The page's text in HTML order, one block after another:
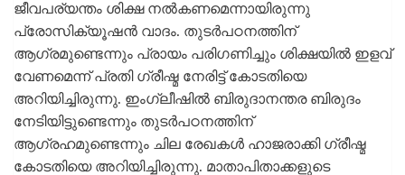
ജീവപര്യന്തം ശിക്ഷ നല്‍കണമെന്നായിരുന്നു
പ്രോസിക്യൂഷന്‍ വാദം. തുടര്‍പഠനത്തിന്
ആഗ്രമുണ്ടെന്നും പ്രായം പരിഗണിച്ചും ശിക്ഷയില്‍ ഇളവ്
വേണമെന്ന് പ്രതി ഗ്രീഷ്മ നേരിട്ട് കോടതിയെ
അറിയിച്ചിരുന്നു. ഇംഗ്ലീഷില്‍ ബിരുദാനന്തര ബിരുദം
നേടിയിട്ടുണ്ടെന്നും തുടര്‍പഠനത്തിന്
ആഗ്രഹമുണ്ടെന്നും ചില രേഖകള്‍ ഹാജരാക്കി ഗ്രീഷ്മ
കോടതിയെ അറിയിച്ചിരുന്നു. മാതാപിതാക്കളുടെ